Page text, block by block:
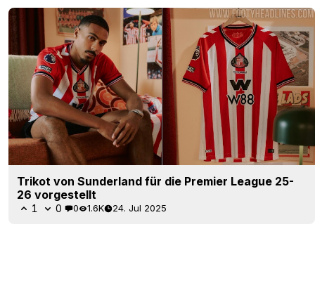
Trikot von Sunderland für die Premier League 25-
26 vorgestellt
1 0 0 1.6K 24. Jul 2025